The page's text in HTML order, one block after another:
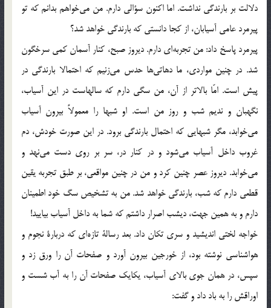
دلالت بر بارندگي نداشت. اما اكنون سؤالي دارم. من مي‌خواهم بدانم كه تو
پيرمرد عامي آسيابان، از كجا دانستي كه بارندگي خواهد شد؟
پيرمرد پاسخ داد: من تجربه‌اي دارم. ديروز صبح، كنار آسمان كمي سرخگون
شد. در چنين مواردي، ما دهاتي‌ها حدس مي‌زنيم كه احتمالا بارندگي در
پيش است. امّا بالاتر از آن، من سگي دارم كه سالهاست در اين آسياب،
نگهبان و نديم شب و روز من است. او شبها را معمولاً بيرون آسياب
مي‌خوابد، مگر شبهايي كه احتمال بارندگي برود. در اين صورت خودش، دم
غروب داخل آسياب مي‌شود و در كنار در، سر بر روي دست مي‌نهد و
مي‌خوابد. ديروز عصر چنين كرد و من در چنين مواقعي، بر طبق تجربه يقين
قطعي دارم كه شب، بارندگي خواهد شد. من به تشخيص سگ خود اطمينان
دارم و به همين جهت، ديشب اصرار داشتم كه شما به داخل آسياب بياييد!
خواجه لختي انديشيد و سري تكان داد. بعد رسالة تازه‌اي كه دربارة نجوم و
هواشناسي نوشته بود، از خورجين بيرون آورد و صفحات آن را ورق زد و
سپس، در همان جوي بالاي آسياب، يكايك صفحات آن را به آب شست و
اوراقش را به باد داد و گفت: